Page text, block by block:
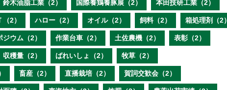
鈴木油脂工業（2） 国際養鶏養豚展（2） 本田技研工業（2）
（2） ハロー（2） オイル（2） 飼料（2） 箱処理剤（2）
ジウム（2） 作業台車（2） 土佐農機（2） 表彰（2）
収穫量（2） ばれいしょ（2） 牧草（2）
畜産（2） 直播栽培（2） 賀詞交歓会（2）